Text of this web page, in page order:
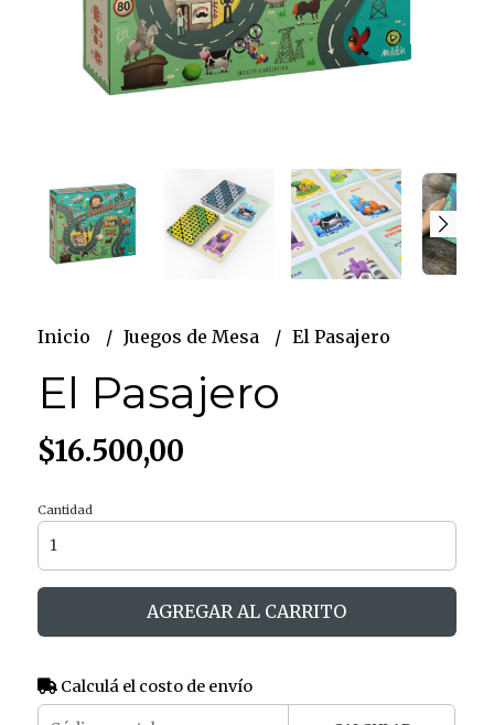
Inicio Juegos de Mesa El Pasajero
El Pasajero
$16.500,00
Cantidad
AGREGAR AL CARRITO
Calculá el costo de envío